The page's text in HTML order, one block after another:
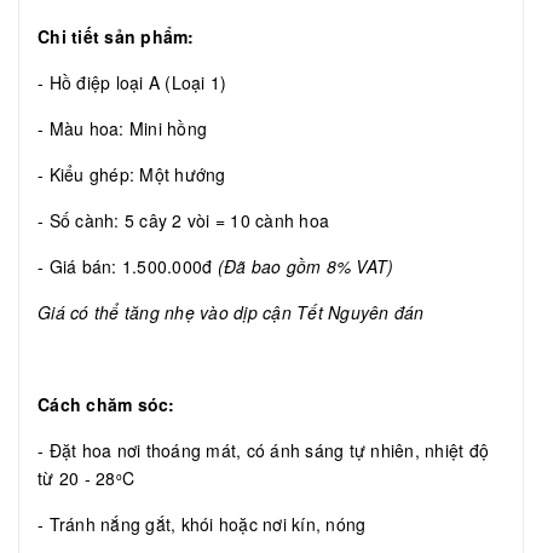
Chi tiết sản phẩm:
- Hồ điệp loại A (Loại 1)
- Màu hoa: Mini hồng
- Kiểu ghép: Một hướng
- Số cành: 5 cây 2 vòi = 10 cành hoa
- Giá bán: 1.500.000đ (Đã bao gồm 8% VAT)
Giá có thể tăng nhẹ vào dịp cận Tết Nguyên đán
Cách chăm sóc:
- Đặt hoa nơi thoáng mát, có ánh sáng tự nhiên, nhiệt độ
từ 20 - 28oC
- Tránh nắng gắt, khói hoặc nơi kín, nóng